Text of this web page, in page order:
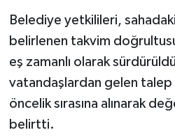
Belediye yetkilileri, sahadaki
belirlenen takvim
eş zamanlı olarak
vatandaşlardan gelen
öncelik sırasına alınarak
belirtti.